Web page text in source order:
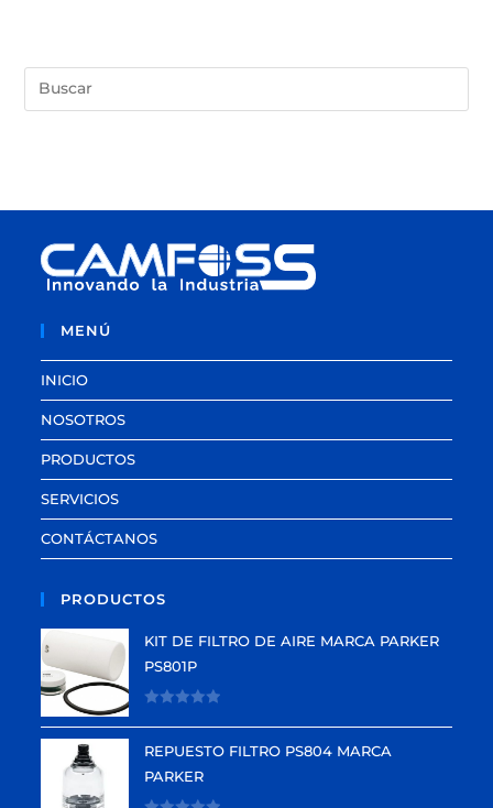
MENÚ
INICIO
NOSOTROS
PRODUCTOS
SERVICIOS
CONTÁCTANOS
PRODUCTOS
KIT DE FILTRO DE AIRE MARCA PARKER
PS801P
REPUESTO FILTRO PS804 MARCA
PARKER